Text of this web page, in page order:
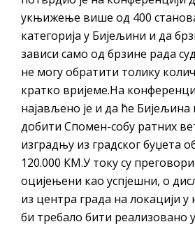
укњижење више од 400
категорија у Бијељини и да
зависи само од брзине рада
не могу обратити толику
кратко вријеме.На
најављено је и да ће
добити Спомен-собу ратних
изградњу из градског буџета
120.000 КМ.У току су
оцијењени као успјешни, о
из центра града на локацији
би требало бити реализовано